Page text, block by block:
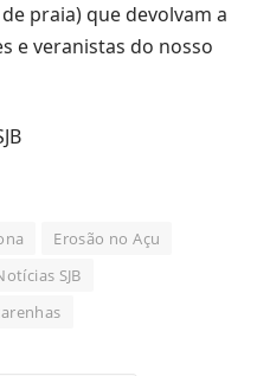
praia) que devolvam a
e veranistas do nosso
Erosão no Açu
SJB